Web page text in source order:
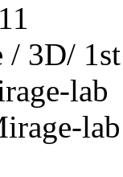
3D/
lab
lab